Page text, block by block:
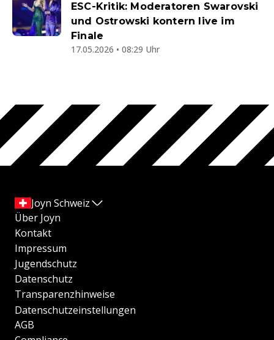
ESC-Kritik: Moderatoren Swarovski
und Ostrowski kontern live im
Finale
17.05.2026 • 08:29 Uhr
Joyn Schweiz
Über Joyn
Kontakt
Impressum
Jugendschutz
Datenschutz
Transparenzhinweise
Datenschutzeinstellungen
AGB